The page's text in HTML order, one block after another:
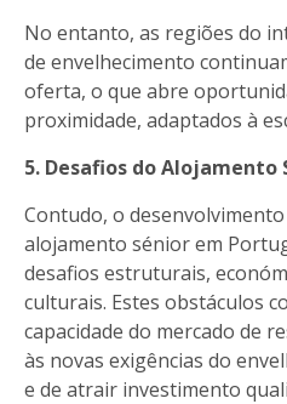
No entanto, as regiões do
de envelhecimento
oferta, o que abre
proximidade, adaptados à
5. Desafios do
Contudo, o
alojamento sénior em
desafios estruturais,
culturais. Estes obstáculos
capacidade do mercado de
às novas exigências do
e de atrair investimento